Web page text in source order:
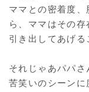
ママとの密着度
ら、ママはその
引き出してあげる
それじゃあパパさ
苦笑いのシーンに